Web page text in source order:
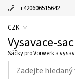
+420606515642
CZK
Vysavace-
Sáčky pro Vorwerk a